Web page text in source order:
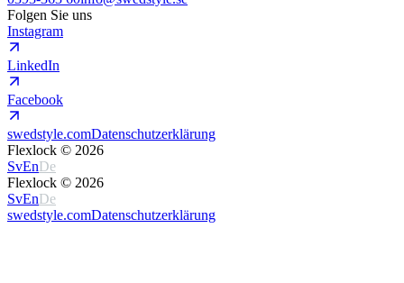
Folgen Sie uns
Instagram
LinkedIn
Facebook
swedstyle.comDatenschutzerklärung
Flexlock © 2026
SvEnDe
Flexlock © 2026
SvEnDe
swedstyle.comDatenschutzerklärung